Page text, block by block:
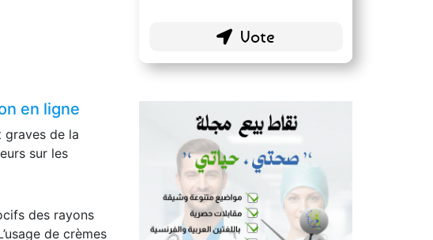
en ligne
graves de la
sur les
des rayons
de crèmes